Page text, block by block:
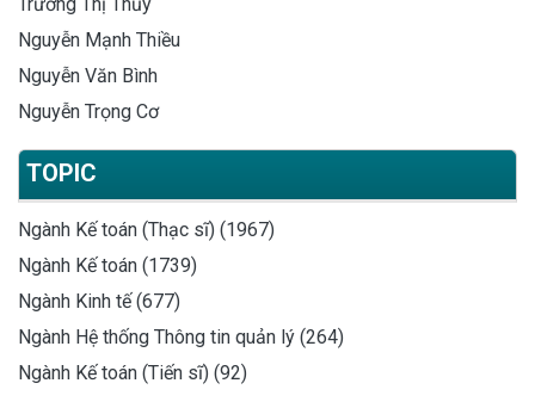
Nguyễn Mạnh Thiều
Nguyễn Văn Bình
Nguyễn Trọng Cơ
TOPIC
Ngành Kế toán (Thạc sĩ) (1967)
Ngành Kế toán (1739)
Ngành Kinh tế (677)
Ngành Hệ thống Thông tin quản lý (264)
Ngành Kế toán (Tiến sĩ) (92)